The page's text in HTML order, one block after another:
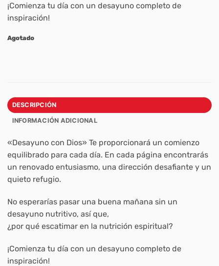
¡Comienza tu día con un desayuno completo de
inspiración!
Agotado
DESCRIPCIÓN
INFORMACIÓN ADICIONAL
«Desayuno con Dios» Te proporcionará un comienzo
equilibrado para cada día. En cada página encontrarás
un renovado entusiasmo, una dirección desafiante y un
quieto refugio.
No esperarías pasar una buena mañana sin un
desayuno nutritivo, así que,
¿por qué escatimar en la nutrición espiritual?
¡Comienza tu día con un desayuno completo de
inspiración!